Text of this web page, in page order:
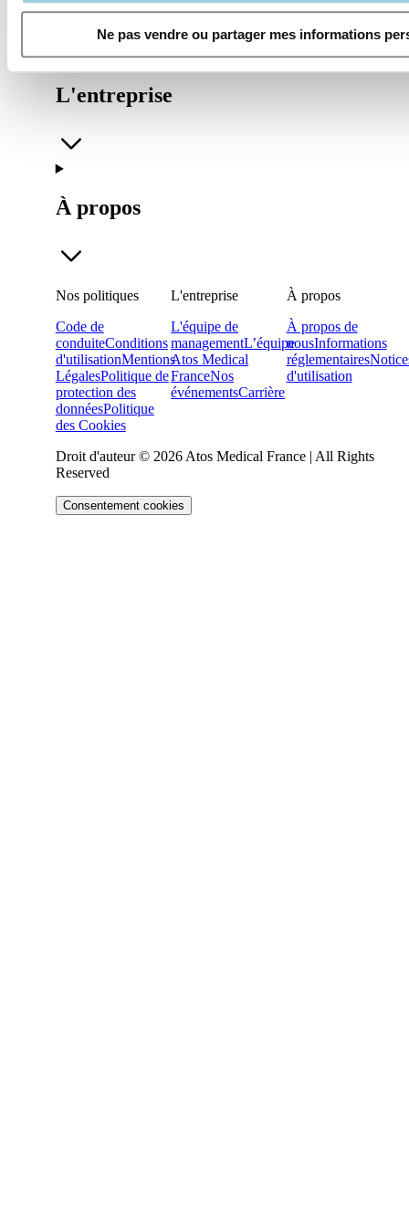
Ne pas vendre ou partager mes informations
L'entreprise
À propos
Nos politiques
Code de
conduiteConditions
d'utilisationMentions
LégalesPolitique de
protection des
donnéesPolitique
des Cookies
L'entreprise
L'équipe de
managementL’équipe
Atos Medical
FranceNos
événementsCarrière
À propos
À propos de
nousInformations
réglementaires
d'utilisation
Droit d'auteur © 2026 Atos Medical France | All Rights
Reserved
Consentement cookies